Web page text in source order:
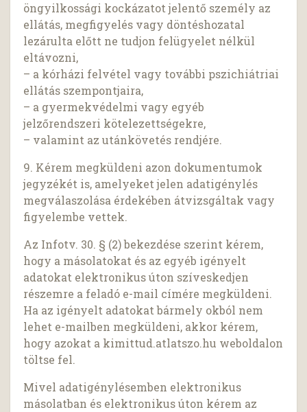
öngyilkossági kockázatot jelentő személy az
ellátás, megfigyelés vagy döntéshozatal
lezárulta előtt ne tudjon felügyelet nélkül
eltávozni,
– a kórházi felvétel vagy további pszichiátriai
ellátás szempontjaira,
– a gyermekvédelmi vagy egyéb
jelzőrendszeri kötelezettségekre,
– valamint az utánkövetés rendjére.
9. Kérem megküldeni azon dokumentumok
jegyzékét is, amelyeket jelen adatigénylés
megválaszolása érdekében átvizsgáltak vagy
figyelembe vettek.
Az Infotv. 30. § (2) bekezdése szerint kérem,
hogy a másolatokat és az egyéb igényelt
adatokat elektronikus úton szíveskedjen
részemre a feladó e-mail címére megküldeni.
Ha az igényelt adatokat bármely okból nem
lehet e-mailben megküldeni, akkor kérem,
hogy azokat a kimittud.atlatszo.hu weboldalon
töltse fel.
Mivel adatigénylésemben elektronikus
másolatban és elektronikus úton kérem az